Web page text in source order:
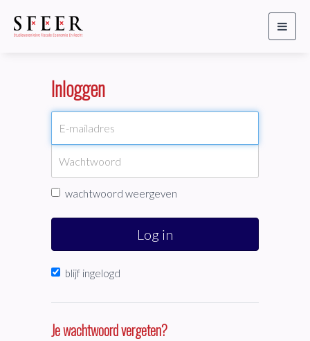
Toggle
Inloggen
wachtwoord weergeven
Log in
blijf ingelogd
Je wachtwoord vergeten?